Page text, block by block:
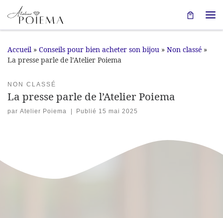
Passer au contenu
Accueil » Conseils pour bien acheter son bijou » Non classé »
La presse parle de l’Atelier Poiema
NON CLASSÉ
La presse parle de l’Atelier Poiema
par Atelier Poiema Publié 15 mai 2025